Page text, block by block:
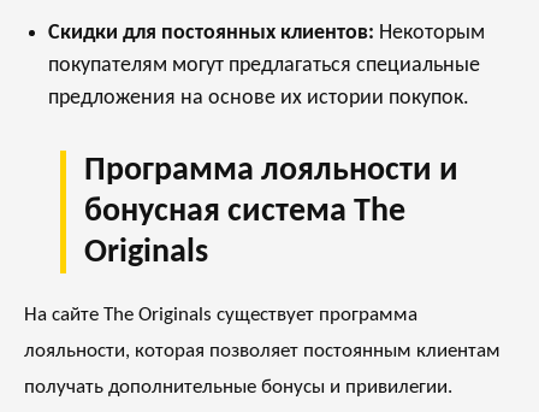
Скидки для постоянных клиентов: Некоторым
покупателям могут предлагаться специальные
предложения на основе их истории покупок.
Программа лояльности и
бонусная система The
Originals
На сайте The Originals существует программа
лояльности, которая позволяет постоянным клиентам
получать дополнительные бонусы и привилегии.